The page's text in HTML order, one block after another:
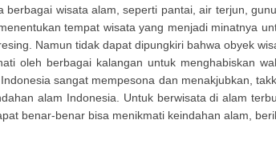
wisata alam, seperti pantai, air terjun,
tempat wisata yang menjadi minatnya
Namun tidak dapat dipungkiri bahwa obyek
oleh berbagai kalangan untuk menghabiskan
sangat mempesona dan menakjubkan,
alam Indonesia. Untuk berwisata di alam
benar-benar bisa menikmati keindahan alam,